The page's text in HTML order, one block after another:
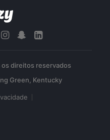
direitos reservados